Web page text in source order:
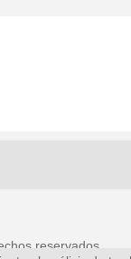
reservados